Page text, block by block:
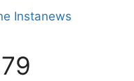
Instanews